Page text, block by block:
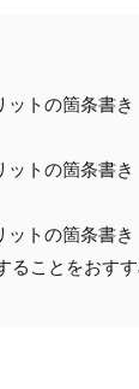
ットの箇条
ットの箇条
ットの箇条
ることをおすす